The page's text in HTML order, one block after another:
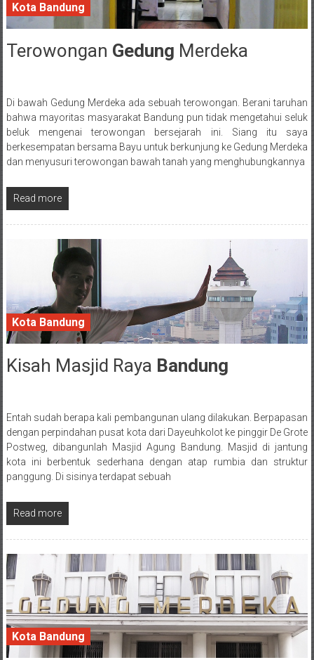
Kota Bandung
24 September 2016
Terowongan Gedung Merdeka
Posted By: wirawan
Di bawah Gedung Merdeka ada sebuah terowongan. Berani taruhan
bahwa mayoritas masyarakat Bandung pun tidak mengetahui seluk
beluk mengenai terowongan bersejarah ini. Siang itu saya
berkesempatan bersama Bayu untuk berkunjung ke Gedung Merdeka
dan menyusuri terowongan bawah tanah yang menghubungkannya
Read more
Kota Bandung
23 September 2016
Kisah Masjid Raya Bandung
Posted By: wirawan
Entah sudah berapa kali pembangunan ulang dilakukan. Berpapasan
dengan perpindahan pusat kota dari Dayeuhkolot ke pinggir De Grote
Postweg, dibangunlah Masjid Agung Bandung. Masjid di jantung
kota ini berbentuk sederhana dengan atap rumbia dan struktur
panggung. Di sisinya terdapat sebuah
Read more
Kota Bandung